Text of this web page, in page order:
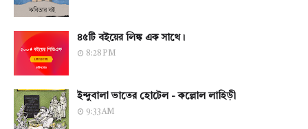
৪৫টি বইয়ের লিঙ্ক এক সাথে।
8:28 PM
ইন্দুবালা ভাতের হোটেল - কল্লোল লাহিড়ী
9:33 AM